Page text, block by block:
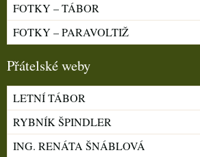
FOTKY – TÁBOR
FOTKY – PARAVOLTIŽ
Přátelské weby
LETNÍ TÁBOR
RYBNÍK ŠPINDLER
ING. RENÁTA ŠNÁBLOVÁ